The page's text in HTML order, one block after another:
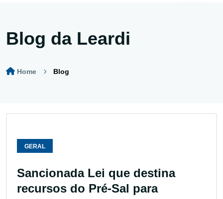
Blog da Leardi
Home Blog
GERAL
Sancionada Lei que destina
recursos do Pré-Sal para